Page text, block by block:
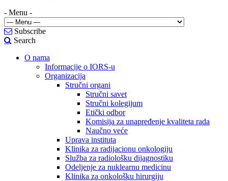
- Menu -
Subscribe
Search
O nama
Informacije o IORS-u
Organizacija
Stručni organi
Stručni savet
Stručni kolegijum
Etički odbor
Komisija za unapređenje kvaliteta rada
Naučno veće
Uprava instituta
Klinika za radijacionu onkologiju
Služba za radiološku dijagnostiku
Odeljenje za nuklearnu medicinu
Klinika za onkološku hirurgiju